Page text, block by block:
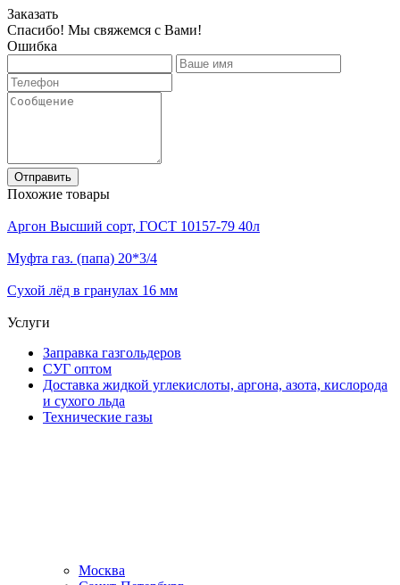
Заказать
Спасибо! Мы свяжемся с Вами!
Ошибка
Отправить
Похожие товары
Аргон Высший сорт, ГОСТ 10157-79 40л
Муфта газ. (папа) 20*3/4
Сухой лёд в гранулах 16 мм
Услуги
Заправка газгольдеров
СУГ оптом
Доставка жидкой углекислоты, аргона, азота, кислорода
и сухого льда
Технические газы
Москва